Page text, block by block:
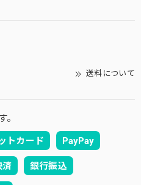
送料について
。
トカード PayPay
済 銀行振込